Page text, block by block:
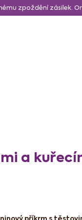
zpoždění zásilek.
a